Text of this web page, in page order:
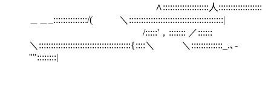
∧:::::::::::::::::::人::::::::::::::::::
＿＿_::::::::::::::/( ＼:::::::::::::::::::::::::::::::::::::::|
/:::::'，::::::: ／::::::
＼::::::::::::::::::::::::::::::::::::::{::::＼ ＼:::::::::::::_.､-
''"::::::::|